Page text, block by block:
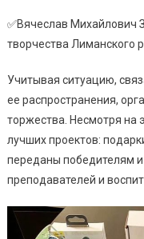
✅Вячеслав Михайлович
творчества Лиманского
Учитывая ситуацию,
ее распространения,
торжества. Несмотря на
лучших проектов:
переданы победителям и
преподавателей и